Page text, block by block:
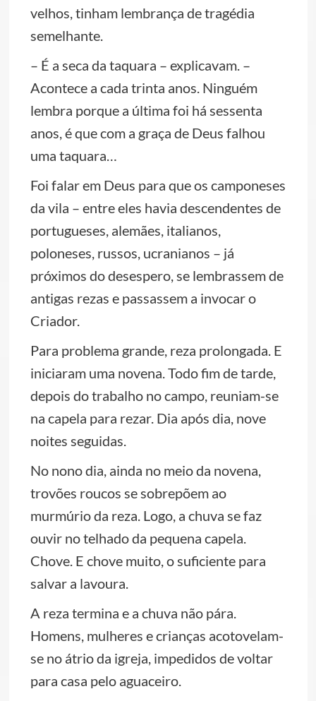
velhos, tinham lembrança de tragédia
semelhante.
– É a seca da taquara – explicavam. –
Acontece a cada trinta anos. Ninguém
lembra porque a última foi há sessenta
anos, é que com a graça de Deus falhou
uma taquara…
Foi falar em Deus para que os camponeses
da vila – entre eles havia descendentes de
portugueses, alemães, italianos,
poloneses, russos, ucranianos – já
próximos do desespero, se lembrassem de
antigas rezas e passassem a invocar o
Criador.
Para problema grande, reza prolongada. E
iniciaram uma novena. Todo fim de tarde,
depois do trabalho no campo, reuniam-se
na capela para rezar. Dia após dia, nove
noites seguidas.
No nono dia, ainda no meio da novena,
trovões roucos se sobrepõem ao
murmúrio da reza. Logo, a chuva se faz
ouvir no telhado da pequena capela.
Chove. E chove muito, o suficiente para
salvar a lavoura.
A reza termina e a chuva não pára.
Homens, mulheres e crianças acotovelam-
se no átrio da igreja, impedidos de voltar
para casa pelo aguaceiro.